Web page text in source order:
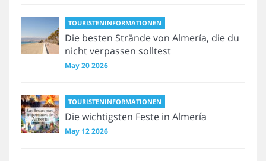
TOURISTENINFORMATIONEN
Die besten Strände von Almería, die du
nicht verpassen solltest
May 20 2026
TOURISTENINFORMATIONEN
Die wichtigsten Feste in Almería
May 12 2026